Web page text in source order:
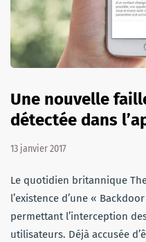
Une nouvelle
détectée dans
13 janvier 2017
Le quotidien britannique
l’existence d’une «
permettant l’interception
utilisateurs. Déjà accusée